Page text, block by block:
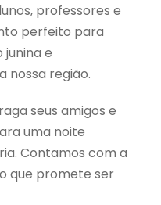
professores e
perfeito para
e
nossa região.
seus amigos e
uma noite
Contamos com a
que promete ser